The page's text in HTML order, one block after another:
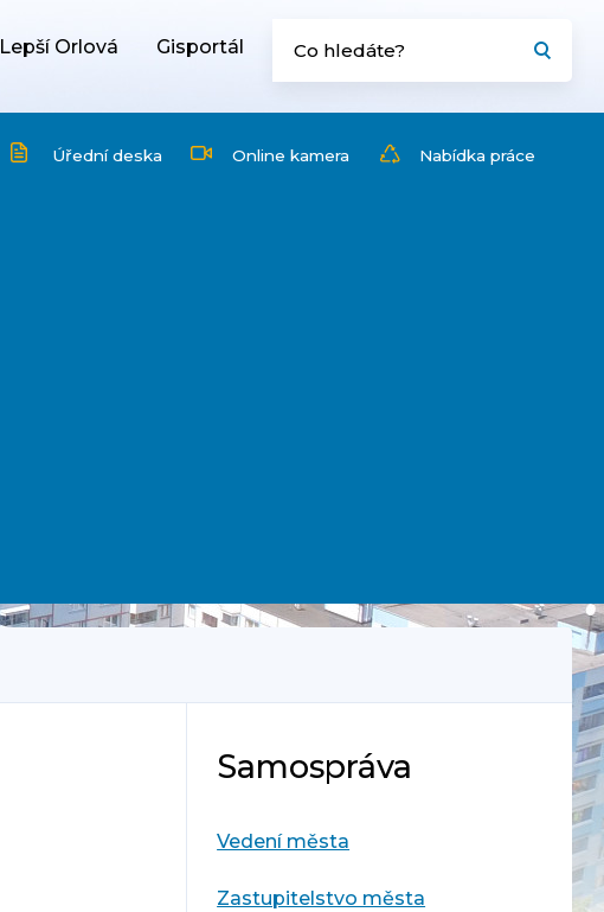
Lepší Orlová Gisportál
Úřední deska Online kamera Nabídka práce
Samospráva
Vedení města
Zastupitelstvo města